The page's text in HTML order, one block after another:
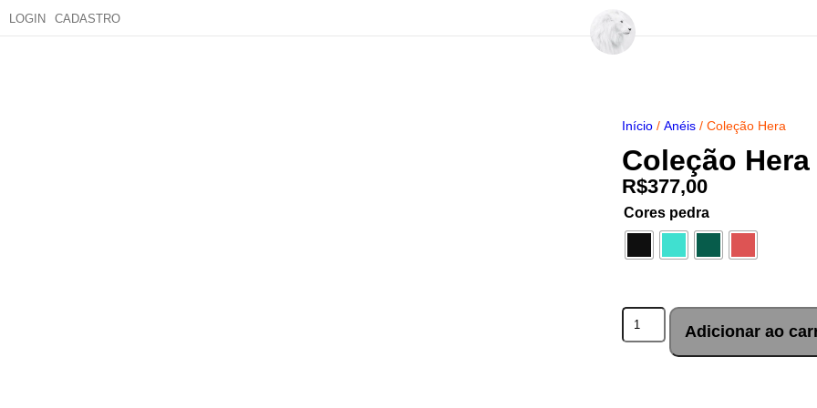
LOGIN CADASTRO
Início / Anéis / Coleção Hera
Coleção Hera
R$377,00
Cores pedra
Adicionar ao